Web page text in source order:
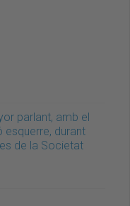
parlant, amb el
durant
de la Societat